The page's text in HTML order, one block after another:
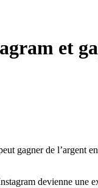
et
gagner de l’argent
devienne une